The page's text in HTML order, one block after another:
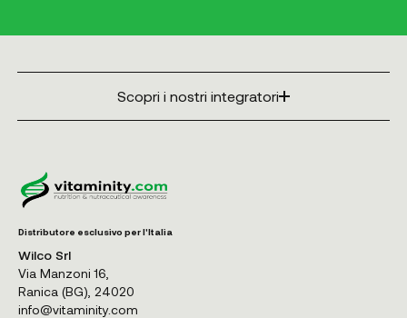
Scopri i nostri integratori
Distributore esclusivo per l'Italia
Wilco Srl
Via Manzoni 16,
Ranica (BG), 24020
info@vitaminity.com